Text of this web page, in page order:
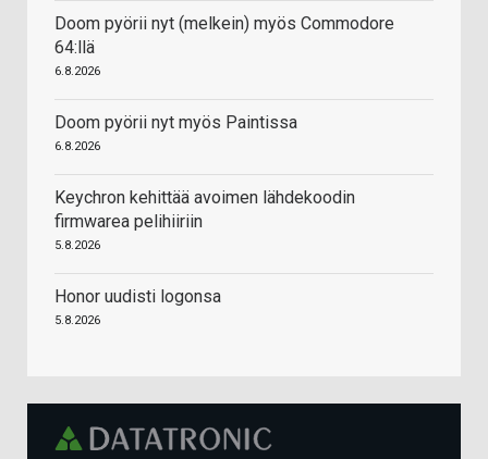
Doom pyörii nyt (melkein) myös Commodore
64:llä
6.8.2026
Doom pyörii nyt myös Paintissa
6.8.2026
Keychron kehittää avoimen lähdekoodin
firmwarea pelihiiriin
5.8.2026
Honor uudisti logonsa
5.8.2026